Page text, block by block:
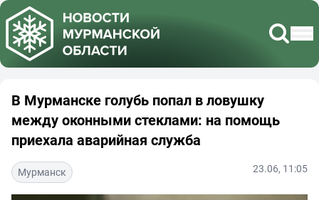
В Мурманске голубь попал в ловушку
между оконными стеклами: на помощь
приехала аварийная служба
Мурманск 23.06, 11:05